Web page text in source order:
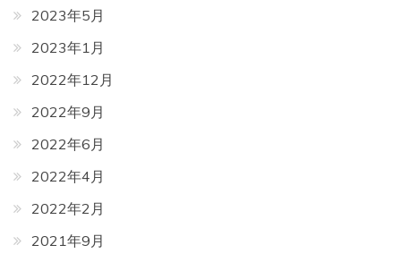
2023年5月
2023年1月
2022年12月
2022年9月
2022年6月
2022年4月
2022年2月
2021年9月